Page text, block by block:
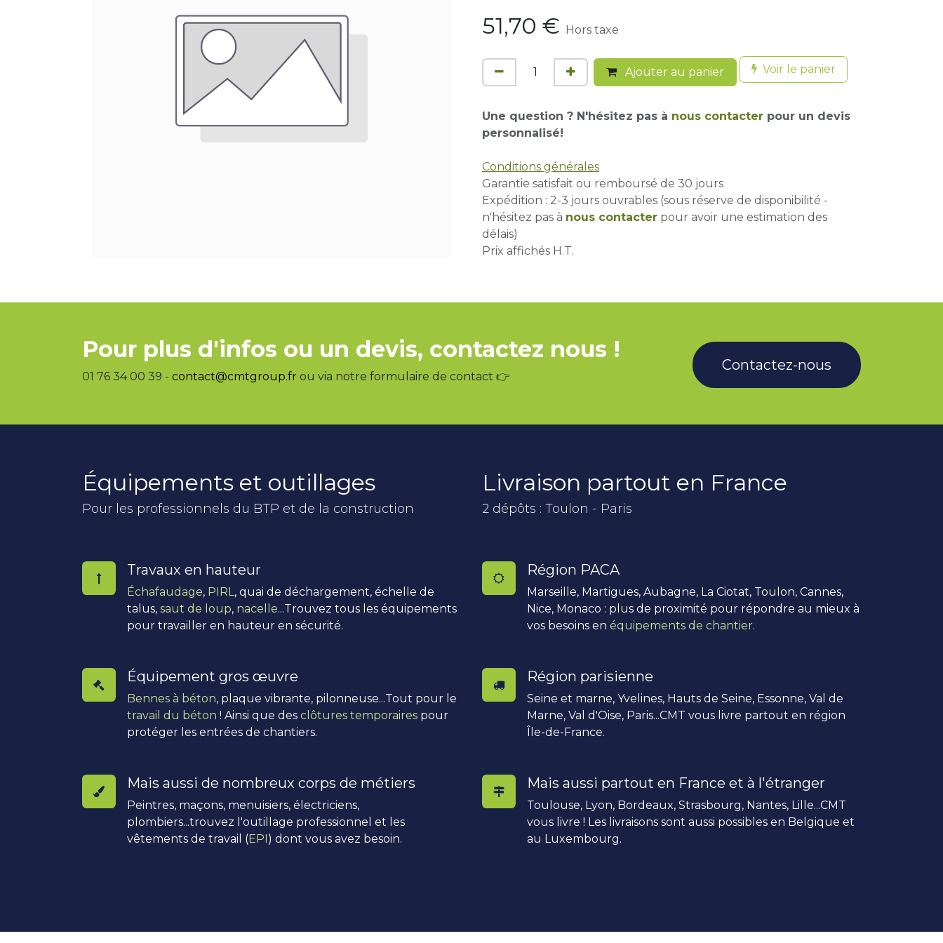
51,70 € Hors taxe
Ajouter au panier Voir le panier
Une question ? N'hésitez pas à nous contacter pour un devis
personnalisé!
Conditions générales
Garantie satisfait ou remboursé de 30 jours
Expédition : 2-3 jours ouvrables (sous réserve de disponibilité -
n'hésitez pas à nous contacter pour avoir une estimation des
délais)
Prix affichés H.T.
Pour plus d'infos ou un devis, contactez nous !
01 76 34 00 39 - contact@cmtgroup.fr ou via notre formulaire de contact 👉
Contactez-nous
Équipements et outillages
Pour les professionnels du BTP et de la construction
Travaux en hauteur
Échafaudage, PIRL, quai de déchargement, échelle de
talus, saut de loup, nacelle...Trouvez tous les équipements
pour travailler en hauteur en sécurité.
Équipement gros œuvre
Bennes à béton, plaque vibrante, pilonneuse...Tout pour le
travail du béton ! Ainsi que des clôtures temporaires pour
protéger les entrées de chantiers.
Mais aussi de nombreux corps de métiers
Peintres, maçons, menuisiers, électriciens,
plombiers...trouvez l'outillage professionnel et les
vêtements de travail (EPI) dont vous avez besoin.
Livraison partout en France
2 dépôts : Toulon - Paris
Région PACA
Marseille, Martigues, Aubagne, La Ciotat, Toulon, Cannes,
Nice, Monaco : plus de proximité pour répondre au mieux à
vos besoins en équipements de chantier.
Région parisienne
Seine et marne, Yvelines, Hauts de Seine, Essonne, Val de
Marne, Val d'Oise, Paris...CMT vous livre partout en région
Île-de-France.
Mais aussi partout en France et à l'étranger
Toulouse, Lyon, Bordeaux, Strasbourg, Nantes, Lille...CMT
vous livre ! Les livraisons sont aussi possibles en Belgique et
au Luxembourg.